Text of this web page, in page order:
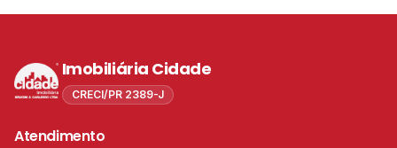
Imobiliária Cidade
CRECI/PR 2389-J
Atendimento